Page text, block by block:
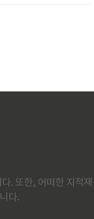
. 또한, 어떠한 지적
다.